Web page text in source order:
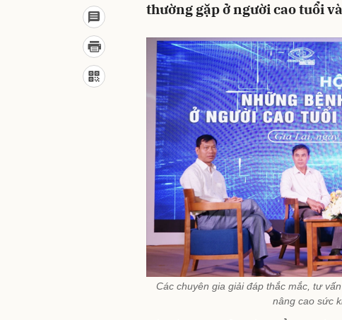
thường gặp ở người cao tuổi
Các chuyên gia giải đáp thắc mắc, tư
nâng cao sức